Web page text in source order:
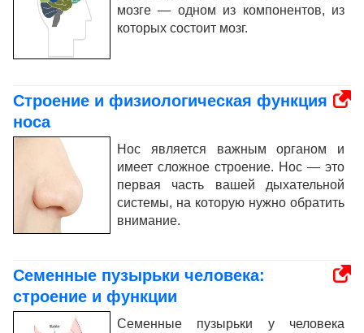
мозге — одном из компонентов, из
которых состоит мозг.
Строение и физиологическая функция
носа
Нос является важным органом и
имеет сложное строение. Нос — это
первая часть вашей дыхательной
системы, на которую нужно обратить
внимание.
Семенные пузырьки человека:
строение и функции
Семенные пузырьки у человека